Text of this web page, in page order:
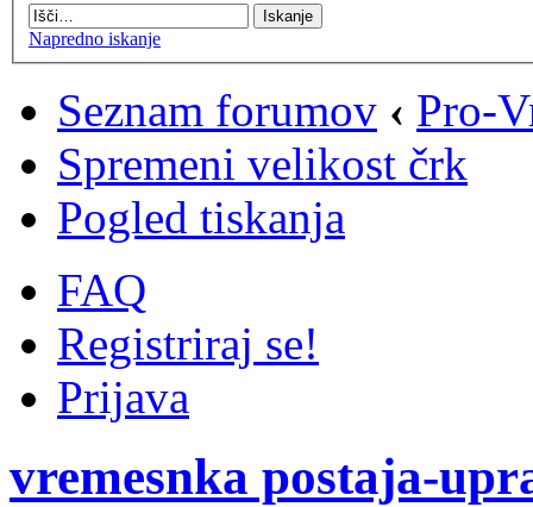
Napredno iskanje
Seznam forumov ‹ Pro-
Spremeni velikost črk
Pogled tiskanja
FAQ
Registriraj se!
Prijava
vremesnka postaja-